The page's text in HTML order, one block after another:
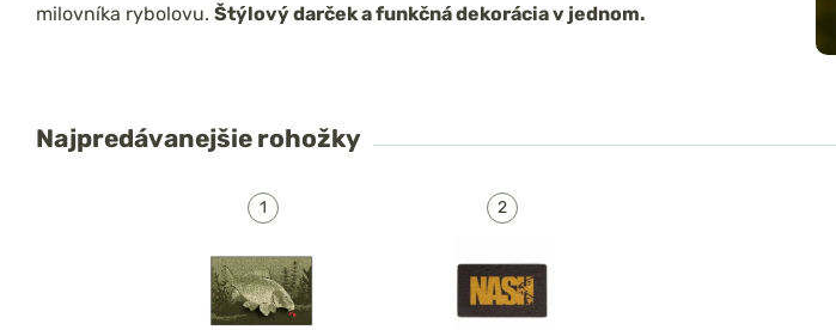
milovníka rybolovu. Štýlový darček a funkčná dekorácia v jednom.
Najpredávanejšie rohožky